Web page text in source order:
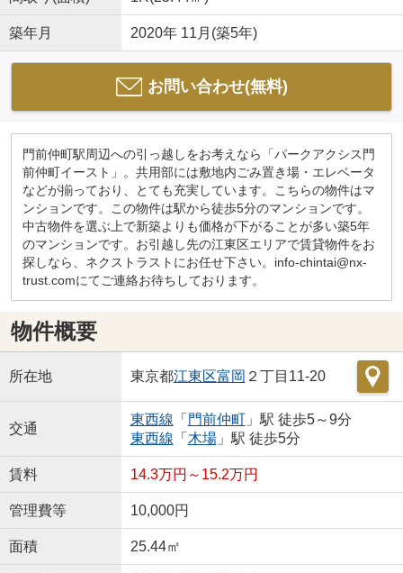
築年月 2020年 11月(築5年)
お問い合わせ(無料)
門前仲町駅周辺への引っ越しをお考えなら「パークアクシス門
前仲町イースト」。共用部には敷地内ごみ置き場・エレベータ
などが揃っており、とても充実しています。こちらの物件はマ
ンションです。この物件は駅から徒歩5分のマンションです。
中古物件を選ぶ上で新築よりも価格が下がることが多い築5年
のマンションです。お引越し先の江東区エリアで賃貸物件をお
探しなら、ネクストラストにお任せ下さい。info-chintai@nx-
trust.comにてご連絡お待ちしております。
物件概要
所在地 東京都江東区富岡 ２丁目11-20
交通
東西線 「 門前仲町」駅 徒歩5～9分
東西線 「 木場」駅 徒歩5分
賃料 14.3万円～15.2万円
管理費等 10,000円
面積 25.44㎡